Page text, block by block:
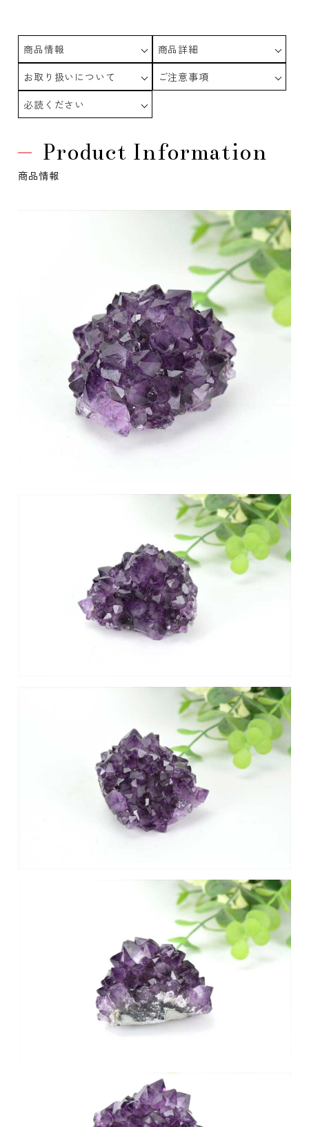
商品情報
商品詳細
お取り扱いについて
ご注意事項
必読ください
Product Information
商品情報